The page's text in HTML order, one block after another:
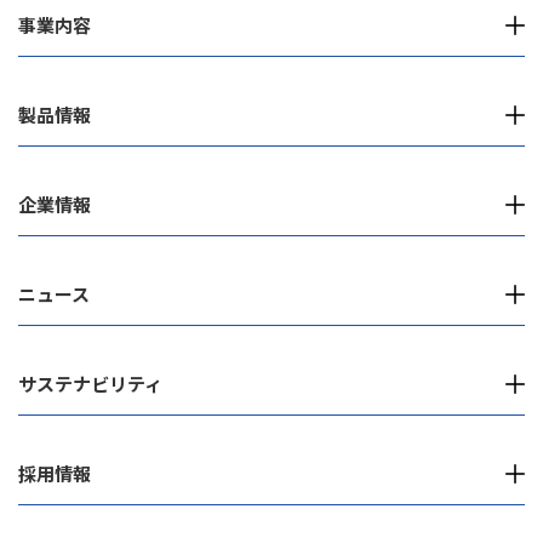
事業内容
製品情報
企業情報
ニュース
サステナビリティ
採用情報